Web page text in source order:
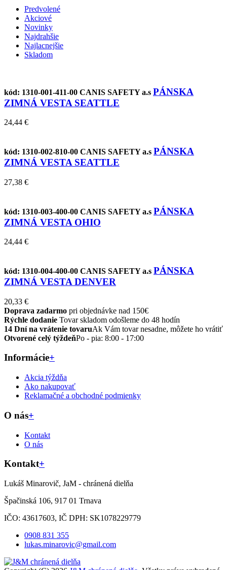
Predvolené
Akciové
Novinky
Najdrahšie
Najlacnejšie
Skladom
kód: 1310-001-411-00 CANIS SAFETY a.s PÁNSKA
ZIMNÁ VESTA SEATTLE
24,44 €
kód: 1310-002-810-00 CANIS SAFETY a.s PÁNSKA
ZIMNÁ VESTA SEATTLE
27,38 €
kód: 1310-003-400-00 CANIS SAFETY a.s PÁNSKA
ZIMNÁ VESTA OHIO
24,44 €
kód: 1310-004-400-00 CANIS SAFETY a.s PÁNSKA
ZIMNÁ VESTA DENVER
20,33 €
Doprava zadarmo pri objednávke nad 150€
Rýchle dodanie Tovar skladom odošleme do 48 hodín
14 Dní na vrátenie tovaruAk Vám tovar nesadne, môžete ho vrátiť
Otvorené celý týždeňPo - pia: 8:00 - 17:00
Informácie+
Akcia týždňa
Ako nakupovať
Reklamačné a obchodné podmienky
O nás+
Kontakt
O nás
Kontakt+
Lukáš Minarovič, JaM - chránená dielňa
Špačinská 106, 917 01 Trnava
IČO: 43617603, IČ DPH: SK1078229779
0908 831 355
lukas.minarovic@gmail.com